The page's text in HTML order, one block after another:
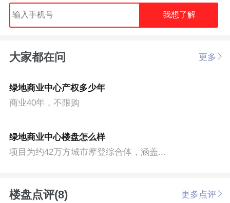
我想了解
大家都在问 更多
绿地商业中心产权多少年
商业40年，不限购
绿地商业中心楼盘怎么样
项目为约42万方城市摩登综合体，涵盖...
楼盘点评(8) 更多点评